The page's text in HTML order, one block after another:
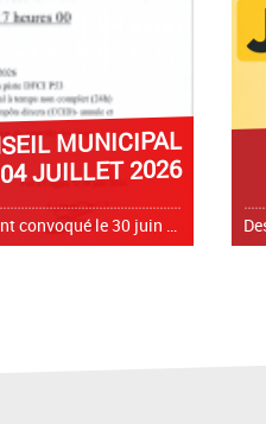
MUNICIPAL
JUILLET 2026